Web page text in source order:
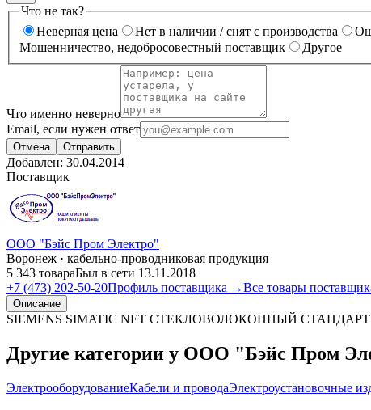
Что не так?
Неверная цена
Нет в наличии / снят с производства
Мошенничество, недобросовестный поставщик
Другое
Что именно неверно
Email, если нужен ответ
Отмена Отправить
Добавлен: 30.04.2014
Поставщик
ООО "Бэйс Пром Электро"
Воронеж · кабельно-проводниковая продукция
5 343 товараБыл в сети 13.11.2018
+7 (473) 202-50-20Профиль поставщика →Все товары
Описание
SIEMENS SIMATIC NET СТЕКЛОВОЛОКОННЫЙ
Другие категории у ООО "Бэйс Пром
ЭлектрооборудованиеКабели и проводаЭлектроустановочные